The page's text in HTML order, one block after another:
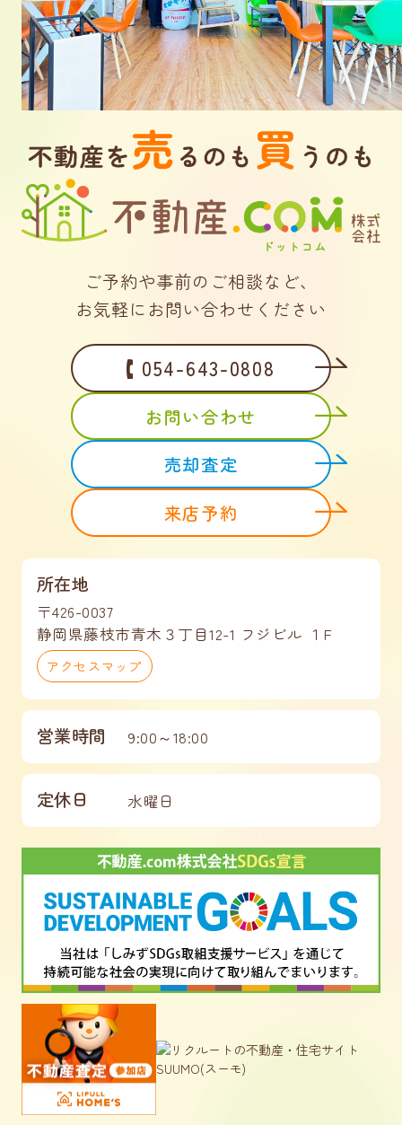
ご予約や事前のご相談など、
お気軽にお問い合わせください
054-643-0808
お問い合わせ
売却査定
来店予約
所在地
〒426-0037
静岡県藤枝市青木３丁目12-1 フジビル １F
アクセスマップ
営業時間 9:00～18:00
定休日 水曜日